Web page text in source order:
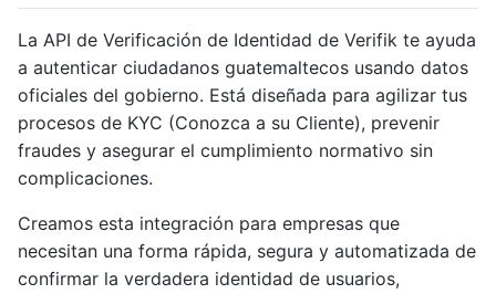
La API de Verificación de Identidad de Verifik te ayuda
a autenticar ciudadanos guatemaltecos usando datos
oficiales del gobierno. Está diseñada para agilizar tus
procesos de KYC (Conozca a su Cliente), prevenir
fraudes y asegurar el cumplimiento normativo sin
complicaciones.
Creamos esta integración para empresas que
necesitan una forma rápida, segura y automatizada de
confirmar la verdadera identidad de usuarios,